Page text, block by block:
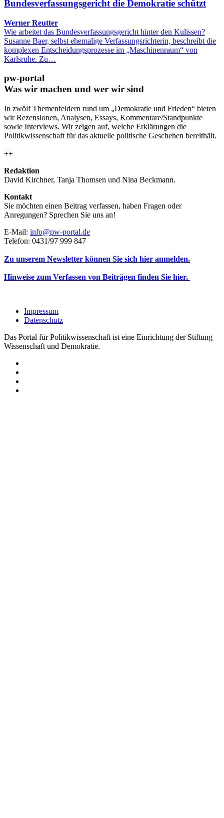
Bundesverfassungsgericht die Demokratie schützt
Werner Reutter
Wie arbeitet das Bundesverfassungsgericht hinter den Kulissen?
Susanne Baer, selbst ehemalige Verfassungsrichterin, beschreibt die
komplexen Entscheidungsprozesse im „Maschinenraum“ von
Karlsruhe. Zu…
pw-portal
Was wir machen und wer wir sind
In zwölf Themenfeldern rund um „Demokratie und Frieden“ bieten
wir Rezensionen, Analysen, Essays, Kommentare/Standpunkte
sowie Interviews. Wir zeigen auf, welche Erklärungen die
Politikwissenschaft für das aktuelle politische Geschehen bereithält.
++
Redaktion
David Kirchner, Tanja Thomsen und Nina Beckmann.
Kontakt
Sie möchten einen Beitrag verfassen, haben Fragen oder
Anregungen? Sprechen Sie uns an!
E-Mail: info@pw-portal.de
Telefon: 0431/97 999 847
Zu unserem Newsletter können Sie sich hier anmelden.
Hinweise zum Verfassen von Beiträgen finden Sie hier.
Impressum
Datenschutz
Das Portal für Politikwissenschaft ist eine Einrichtung der Stiftung
Wissenschaft und Demokratie.